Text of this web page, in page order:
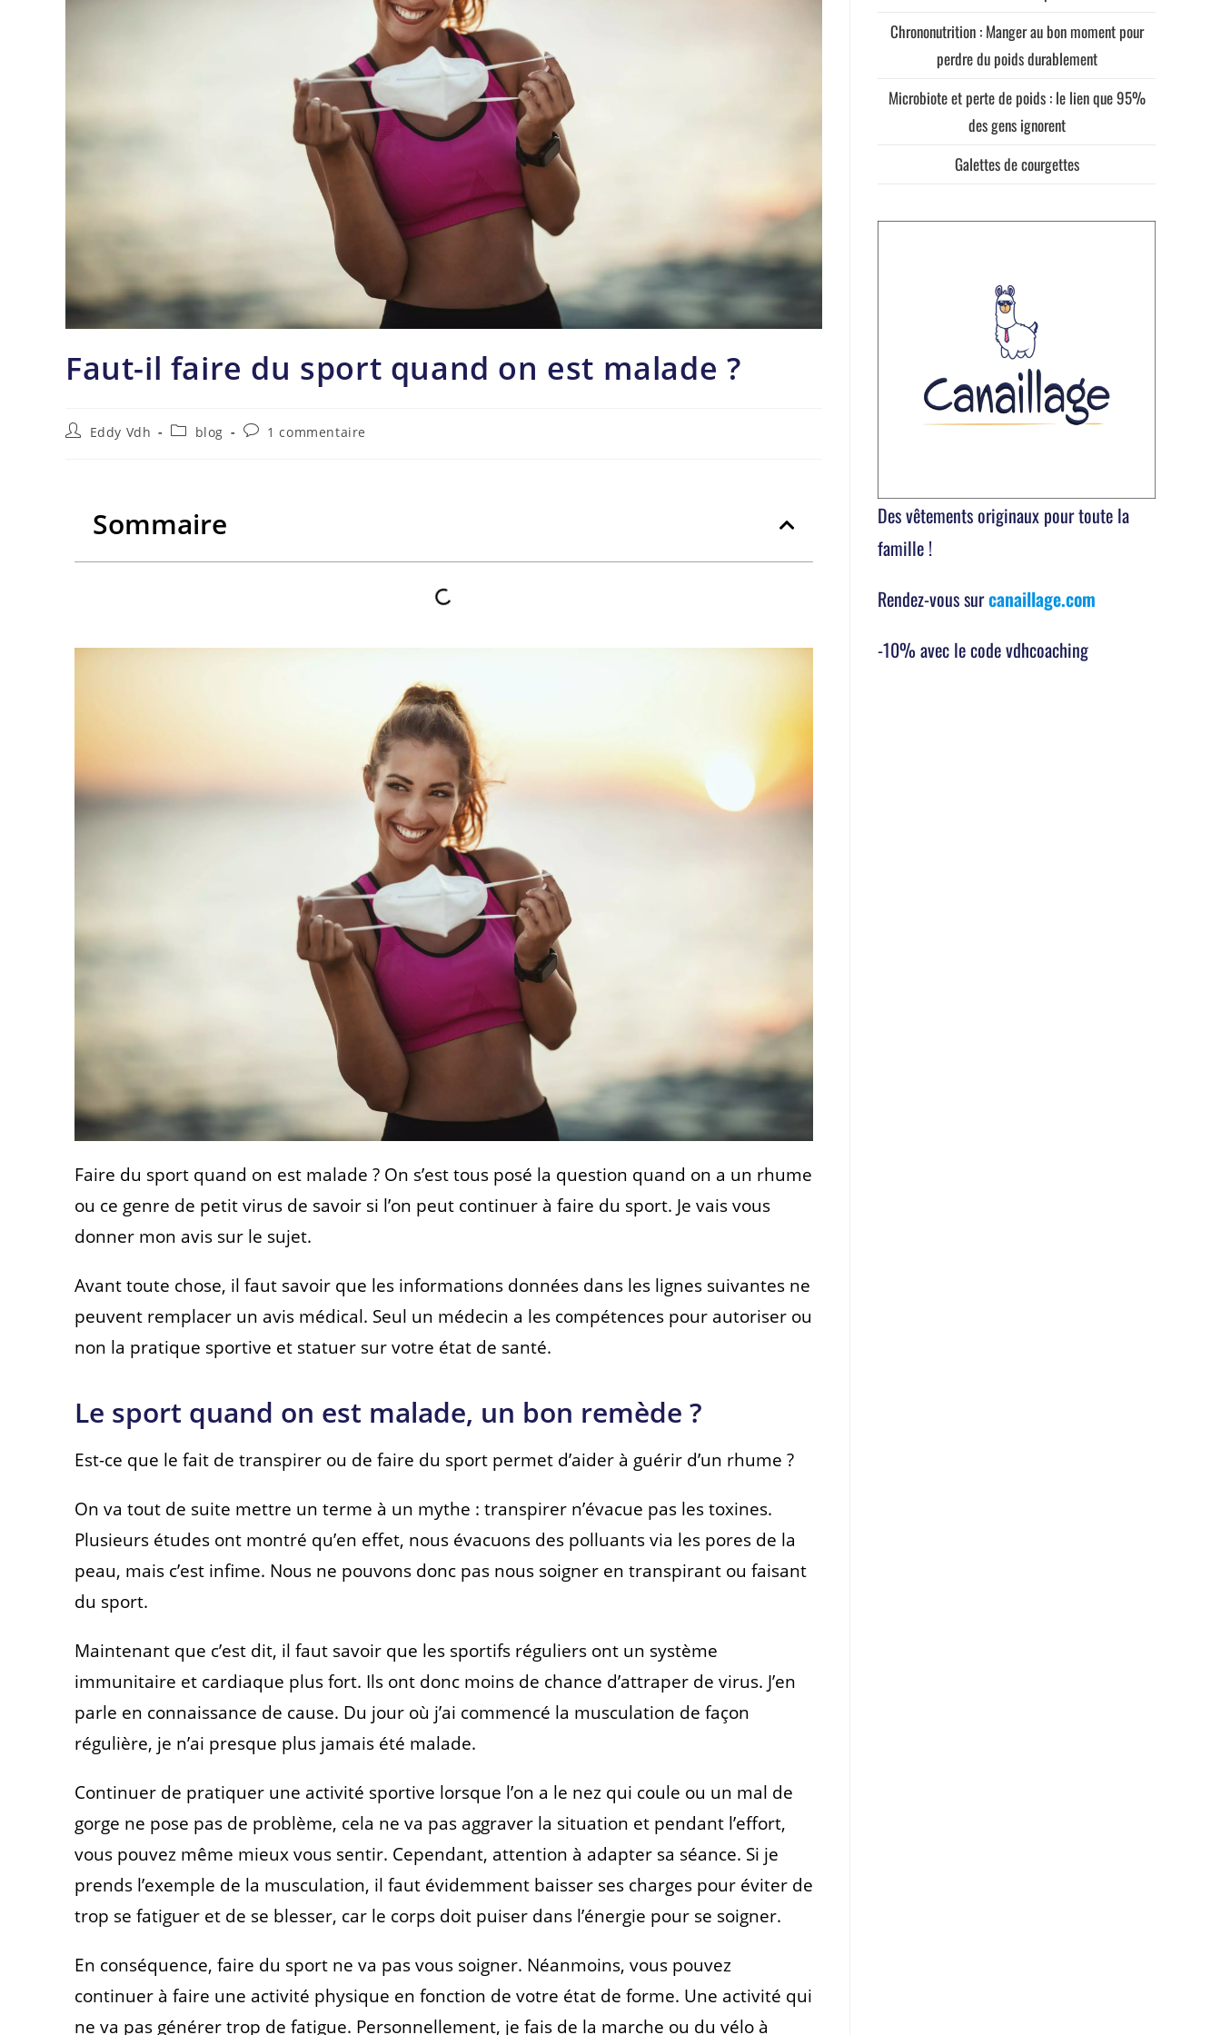
Faut-il faire du sport quand on est malade ?
Eddy Vdh blog 1 commentaire
Sommaire
Faire du sport quand on est malade ? On s’est tous posé la question quand on a un rhume
ou ce genre de petit virus de savoir si l’on peut continuer à faire du sport. Je vais vous
donner mon avis sur le sujet.
Avant toute chose, il faut savoir que les informations données dans les lignes suivantes ne
peuvent remplacer un avis médical. Seul un médecin a les compétences pour autoriser ou
non la pratique sportive et statuer sur votre état de santé.
Le sport quand on est malade, un bon remède ?
Est-ce que le fait de transpirer ou de faire du sport permet d’aider à guérir d’un rhume ?
On va tout de suite mettre un terme à un mythe : transpirer n’évacue pas les toxines.
Plusieurs études ont montré qu’en effet, nous évacuons des polluants via les pores de la
peau, mais c’est infime. Nous ne pouvons donc pas nous soigner en transpirant ou faisant
du sport.
Maintenant que c’est dit, il faut savoir que les sportifs réguliers ont un système
immunitaire et cardiaque plus fort. Ils ont donc moins de chance d’attraper de virus. J’en
parle en connaissance de cause. Du jour où j’ai commencé la musculation de façon
régulière, je n’ai presque plus jamais été malade.
Continuer de pratiquer une activité sportive lorsque l’on a le nez qui coule ou un mal de
gorge ne pose pas de problème, cela ne va pas aggraver la situation et pendant l’effort,
vous pouvez même mieux vous sentir. Cependant, attention à adapter sa séance. Si je
prends l’exemple de la musculation, il faut évidemment baisser ses charges pour éviter de
trop se fatiguer et de se blesser, car le corps doit puiser dans l’énergie pour se soigner.
En conséquence, faire du sport ne va pas vous soigner. Néanmoins, vous pouvez
continuer à faire une activité physique en fonction de votre état de forme. Une activité qui
ne va pas générer trop de fatigue. Personnellement, je fais de la marche ou du vélo à
Chrononutrition : Manger au bon moment pour
perdre du poids durablement
Microbiote et perte de poids : le lien que 95%
des gens ignorent
Galettes de courgettes
Des vêtements originaux pour toute la
famille !
Rendez-vous surcanaillage.com
-10% avec le code vdhcoaching